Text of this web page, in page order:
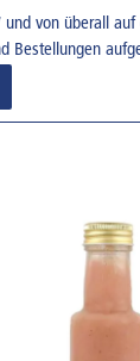
und von überall
Bestellungen